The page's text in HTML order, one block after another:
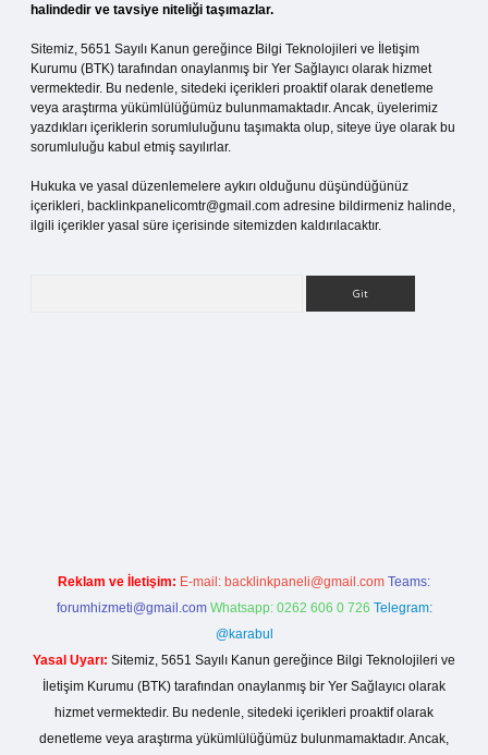
halindedir ve tavsiye niteliği taşımazlar.
Sitemiz, 5651 Sayılı Kanun gereğince Bilgi Teknolojileri ve İletişim
Kurumu (BTK) tarafından onaylanmış bir Yer Sağlayıcı olarak hizmet
vermektedir. Bu nedenle, sitedeki içerikleri proaktif olarak denetleme
veya araştırma yükümlülüğümüz bulunmamaktadır. Ancak, üyelerimiz
yazdıkları içeriklerin sorumluluğunu taşımakta olup, siteye üye olarak bu
sorumluluğu kabul etmiş sayılırlar.
Hukuka ve yasal düzenlemelere aykırı olduğunu düşündüğünüz
içerikleri, backlinkpanelicomtr@gmail.com adresine bildirmeniz halinde,
ilgili içerikler yasal süre içerisinde sitemizden kaldırılacaktır.
Reklam ve İletişim: E-mail: backlinkpaneli@gmail.com Teams:
forumhizmeti@gmail.com Whatsapp: 0262 606 0 726 Telegram:
@karabul
Yasal Uyarı: Sitemiz, 5651 Sayılı Kanun gereğince Bilgi Teknolojileri ve
İletişim Kurumu (BTK) tarafından onaylanmış bir Yer Sağlayıcı olarak
hizmet vermektedir. Bu nedenle, sitedeki içerikleri proaktif olarak
denetleme veya araştırma yükümlülüğümüz bulunmamaktadır. Ancak,